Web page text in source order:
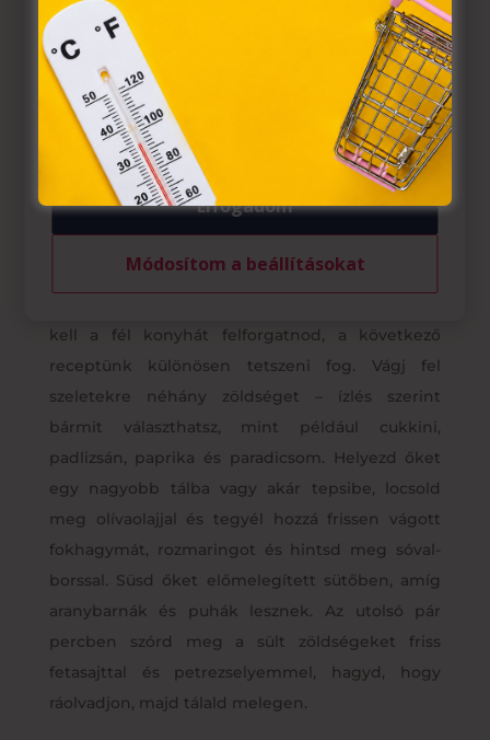
Sült zöldséges tál fetasajttal
kell a fél konyhát felforgatnod, a következő
receptünk különösen tetszeni fog. Vágj fel
szeletekre néhány zöldséget – ízlés szerint
bármit választhatsz, mint például cukkini,
padlizsán, paprika és paradicsom. Helyezd őket
egy nagyobb tálba vagy akár tepsibe, locsold
meg olívaolajjal és tegyél hozzá frissen vágott
fokhagymát, rozmaringot és hintsd meg sóval-
borssal. Süsd őket előmelegített sütőben, amíg
aranybarnák és puhák lesznek. Az utolsó pár
percben szórd meg a sült zöldségeket friss
fetasajttal és petrezselyemmel, hagyd, hogy
ráolvadjon, majd tálald melegen.
egyes kérdéseiről szóló 2001. évi CVIII. törvény, valamint
az Európai Unió előírásainak megfelelően használjuk.
Azon weblapoknak, melyek az Európai Unió országain
belül működnek, a „sütik" használatához, és ezeknek a
felhasználó számítógépén vagy egyéb eszközén történő
tárolásához a felhasználók hozzájárulását kell kérniük.
Elfogadom
Módosítom a beállításokat